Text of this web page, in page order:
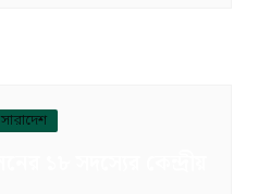
সারাদেশ